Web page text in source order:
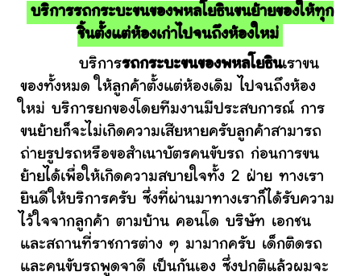
บริการรถกระบะขนของพหลโยธินขนย้ายของให้ทุก
ชิ้นตั้งแต่ห้องเก่าไปจนถึงห้องใหม่
บริการรถกระบะขนของพหลโยธินเราขน
ของทั้งหมด ให้ลูกค้าตั้งแต่ห้องเดิม ไปจนถึงห้อง
ใหม่ บริการยกของโดยทีมงานมีประสบการณ์ การ
ขนย้ายก็จะไม่เกิดความเสียหายครับลูกค้าสามารถ
ถ่ายรูปรถหรือขอสำเนาบัตรคนขับรถ ก่อนการขน
ย้ายได้เพื่อให้เกิดความสบายใจทั้ง 2 ฝ่าย ทางเรา
ยินดีให้บริการครับ ซึ่งที่ผ่านมาทางเราก็ได้รับความ
ไว้ใจจากลูกค้า ตามบ้าน คอนโด บริษัท เอกชน
และสถานที่ราชการต่าง ๆ มามากครับ เด็กติดรถ
และคนขับรถพูดจาดี เป็นกันเอง ซึ่งปกติแล้วผมจะ